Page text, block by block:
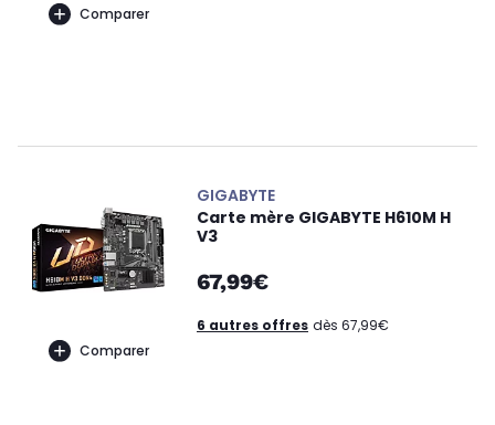
Comparer
Comparer
GIGABYTE
Carte mère GIGABYTE H610M H
V3
67,99€
6 autres offres dès 67,99€